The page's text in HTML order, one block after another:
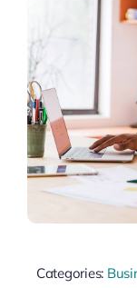
Categories: